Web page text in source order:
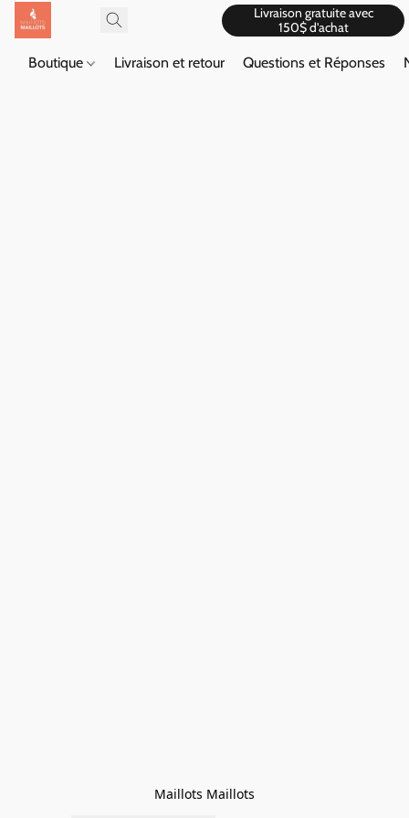
Livraison gratuite avec
150$ d'achat
Boutique Livraison et retour Questions et Réponses
Maillots Maillots